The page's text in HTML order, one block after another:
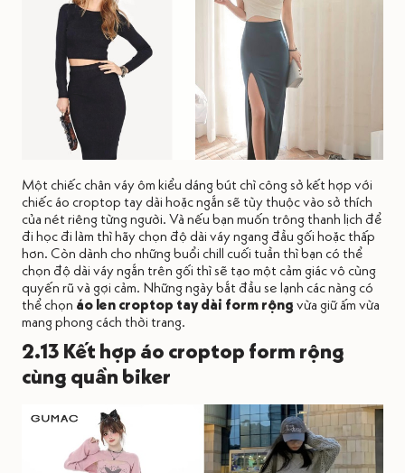
Một chiếc chân váy ôm kiểu dáng bút chì công sở kết hợp với
chiếc áo croptop tay dài hoặc ngắn sẽ tùy thuộc vào sở thích
của nét riêng từng người. Và nếu bạn muốn trông thanh lịch để
đi học đi làm thì hãy chọn độ dài váy ngang đầu gối hoặc thấp
hơn. Còn dành cho những buổi chill cuối tuần thì bạn có thể
chọn độ dài váy ngắn trên gối thì sẽ tạo một cảm giác vô cùng
quyến rũ và gợi cảm. Những ngày bắt đầu se lạnh các nàng có
thể chọn áo len croptop tay dài form rộng vừa giữ ấm vừa
mang phong cách thời trang.
2.13 Kết hợp áo croptop form rộng
cùng quần biker